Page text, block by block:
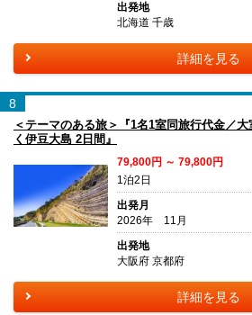
出発地
北海道 千歳
詳細を見る
8
＜テーマのある旅＞『1名1室同旅行代金／
く伊豆大島 2日間』
79,800円 ～ 79,800円
1泊2日
出発月
2026年 11月
出発地
大阪府 京都府
詳細を見る